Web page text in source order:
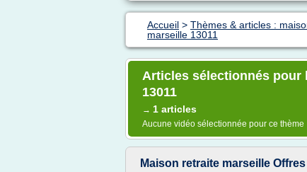
Accueil > Thèmes & articles :
marseille 13011
Articles sélectionnés pour
13011
→ 1 articles
Aucune vidéo sélectionnée pour ce thème
Maison retraite marseille